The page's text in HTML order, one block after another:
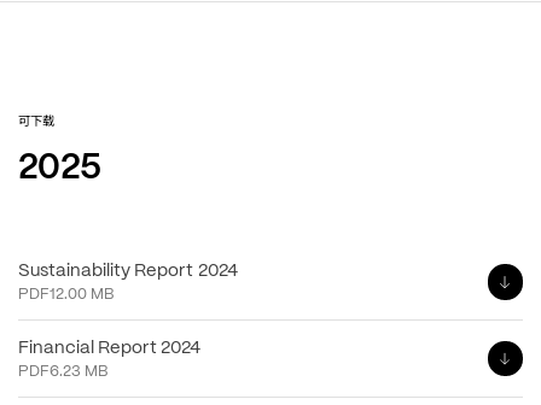
可下载
2025
Sustainability Report 2024
PDF12.00 MB
Financial Report 2024
PDF6.23 MB